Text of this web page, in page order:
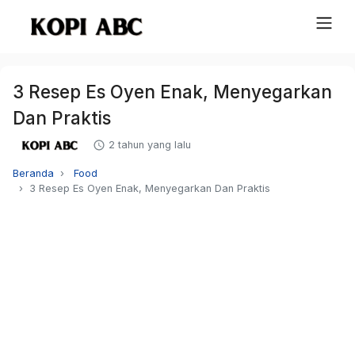
3 Resep Es Oyen Enak, Menyegarkan
Dan Praktis
2 tahun yang lalu
Beranda
Food
3 Resep Es Oyen Enak, Menyegarkan Dan Praktis